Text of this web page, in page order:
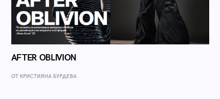
AFTER OBLIVION
ОТ КРИСТИЯНА БУРДЕВА